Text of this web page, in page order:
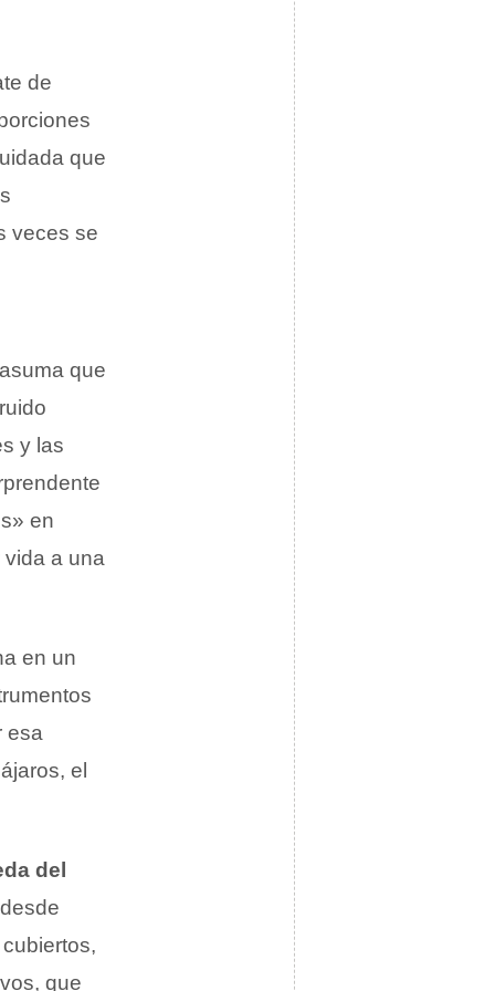
de
que
veces se
que
y las
en
a una
en un
esa
el
del
que